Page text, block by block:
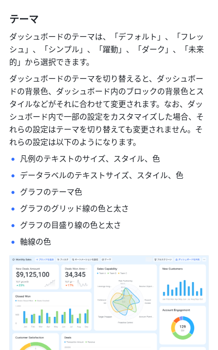
テーマ
ダッシュボードのテーマは、「デフォルト」、「フレッ
シュ」、「シンプル」、「躍動」、「ダーク」、「未来
的」から選択できます。
ダッシュボードのテーマを切り替えると、ダッシュボー
ドの背景色、ダッシュボード内のブロックの背景色とス
タイルなどがそれに合わせて変更されます。なお、ダッ
シュボード内で一部の設定をカスタマイズした場合、そ
れらの設定はテーマを切り替えても変更されません。そ
れらの設定は以下のようになります。
凡例のテキストのサイズ、スタイル、色
データラベルのテキストサイズ、スタイル、色
グラフのテーマ色
グラフのグリッド線の色と太さ
グラフの目盛り線の色と太さ
軸線の色